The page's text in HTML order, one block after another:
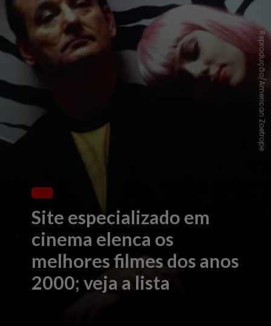
Site especializado em
cinema elenca os
melhores filmes dos anos
2000; veja a lista
Reprodução/American Zoetrope